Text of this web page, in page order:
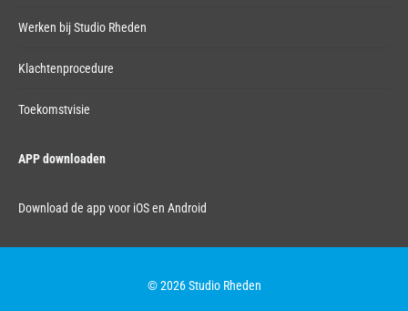
Werken bij Studio Rheden
Klachtenprocedure
Toekomstvisie
APP downloaden
Download de app voor iOS en Android
© 2026 Studio Rheden